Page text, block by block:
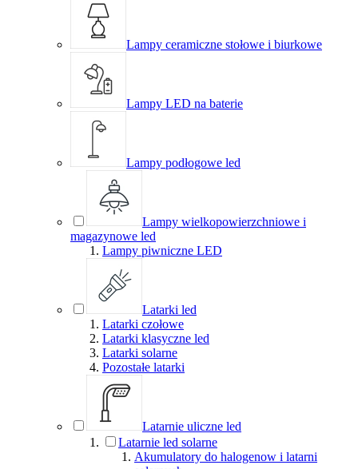
Lampy ceramiczne stołowe i biurkowe
Lampy LED na baterie
Lampy podłogowe led
Lampy wielkopowierzchniowe i
magazynowe led
Lampy piwniczne LED
Latarki led
Latarki czołowe
Latarki klasyczne led
Latarki solarne
Pozostałe latarki
Latarnie uliczne led
Latarnie led solarne
Akumulatory do halogenow i latarni